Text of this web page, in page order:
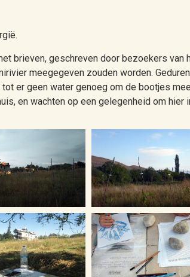
brieven, geschreven door bezoekers van
meegegeven zouden worden.
er geen water genoeg om de bootjes
en wachten op een gelegenheid om hier